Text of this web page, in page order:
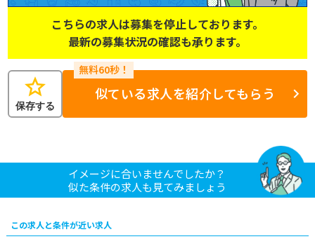
こちらの求人は募集を停止しております。
最新の募集状況の確認も承ります。
star
保存する
似ている求人を紹介してもらう
イメージに合いませんでしたか？
似た条件の求人も見てみましょう
この求人と条件が近い求人